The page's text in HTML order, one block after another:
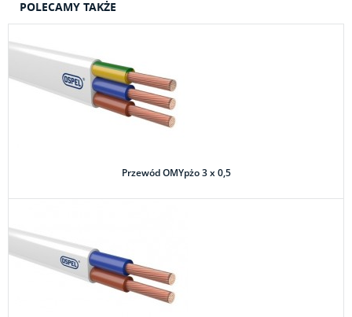
POLECAMY TAKŻE
Przewód OMYpżo 3 x 0,5